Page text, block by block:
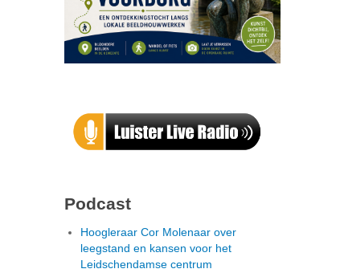
Podcast
Hoogleraar Cor Molenaar over
leegstand en kansen voor het
Leidschendamse centrum